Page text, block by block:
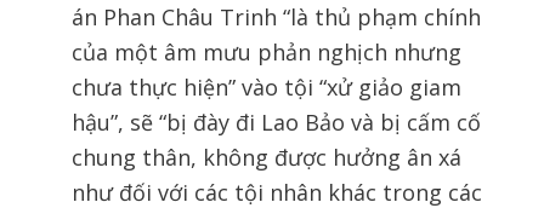
án Phan Châu Trinh “là thủ phạm chính
của một âm mưu phản nghịch nhưng
chưa thực hiện” vào tội “xử giảo giam
hậu”, sẽ “bị đày đi Lao Bảo và bị cấm cố
chung thân, không được hưởng ân xá
như đối với các tội nhân khác trong các